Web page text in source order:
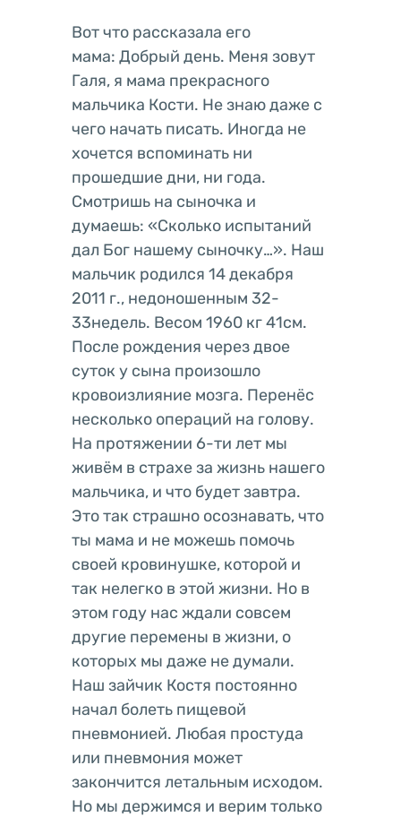
Вот что рассказала его
мама: Добрый день. Меня зовут
Галя, я мама прекрасного
мальчика Кости. Не знаю даже с
чего начать писать. Иногда не
хочется вспоминать ни
прошедшие дни, ни года.
Смотришь на сыночка и
думаешь: «Сколько испытаний
дал Бог нашему сыночку…». Наш
мальчик родился 14 декабря
2011 г., недоношенным 32-
33недель. Весом 1960 кг 41см.
После рождения через двое
суток у сына произошло
кровоизлияние мозга. Перенёс
несколько операций на голову.
На протяжении 6-ти лет мы
живём в страхе за жизнь нашего
мальчика, и что будет завтра.
Это так страшно осознавать, что
ты мама и не можешь помочь
своей кровинушке, которой и
так нелегко в этой жизни. Но в
этом году нас ждали совсем
другие перемены в жизни, о
которых мы даже не думали.
Наш зайчик Костя постоянно
начал болеть пищевой
пневмонией. Любая простуда
или пневмония может
закончится летальным исходом.
Но мы держимся и верим только